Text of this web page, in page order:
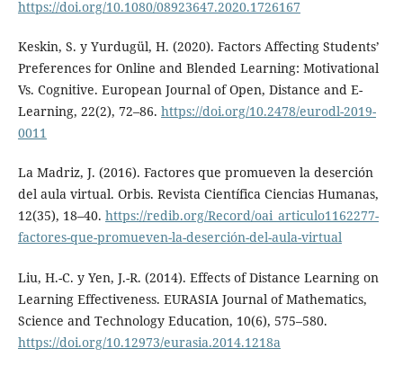
https://doi.org/10.1080/08923647.2020.1726167
Keskin, S. y Yurdugül, H. (2020). Factors Affecting Students’
Preferences for Online and Blended Learning: Motivational
Vs. Cognitive. European Journal of Open, Distance and E-
Learning, 22(2), 72–86. https://doi.org/10.2478/eurodl-2019-
0011
La Madriz, J. (2016). Factores que promueven la deserción
del aula virtual. Orbis. Revista Científica Ciencias Humanas,
12(35), 18–40. https://redib.org/Record/oai_articulo1162277-
factores-que-promueven-la-deserción-del-aula-virtual
Liu, H.-C. y Yen, J.-R. (2014). Effects of Distance Learning on
Learning Effectiveness. EURASIA Journal of Mathematics,
Science and Technology Education, 10(6), 575–580.
https://doi.org/10.12973/eurasia.2014.1218a